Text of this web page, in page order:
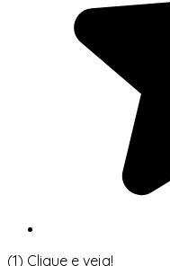
(1) Clique e veja!